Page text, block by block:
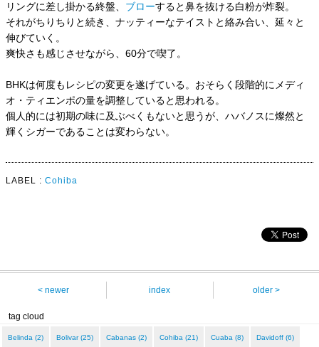
リングに差し掛かる終盤、 ブローすると鼻を抜ける白粉が炸裂。
それがちりちりと続き、ナッティーなテイストと絡み合い、延々と
伸びていく。
爽快さも感じさせながら、60分で喫了。
BHKは何度もレシピの変更を遂げている。おそらく段階的にメディ
オ・ティエンポの量を調整していると思われる。
個人的には初期の味に及ぶべくもないと思うが、ハバノスに燦然と
輝くシガーであることは変わらない。
LABEL : Cohiba
< newer index older >
tag cloud
Belinda (2) Bolivar (25) Cabanas (2) Cohiba (21) Cuaba (8) Davidoff (6)